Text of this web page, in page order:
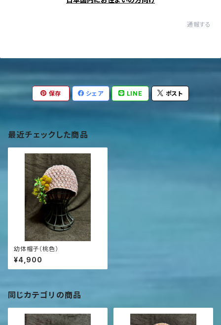
通報する
保存 シェア LINE ポスト
最近チェックした商品
幼体帽子（桃色）
¥4,900
同じカテゴリの商品